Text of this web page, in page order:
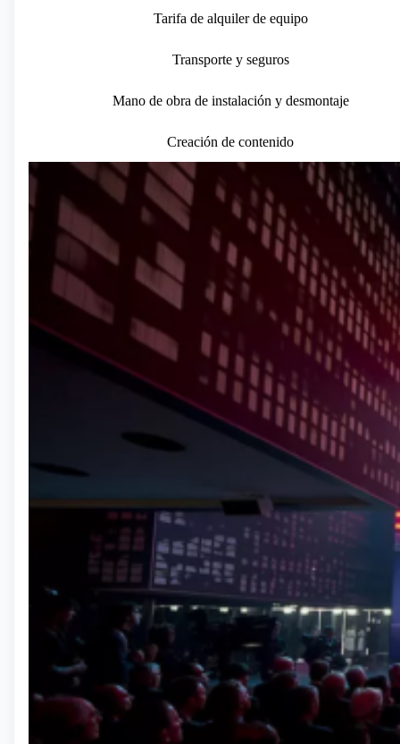
Tarifa de alquiler de equipo
Transporte y seguros
Mano de obra de instalación y desmontaje
Creación de contenido